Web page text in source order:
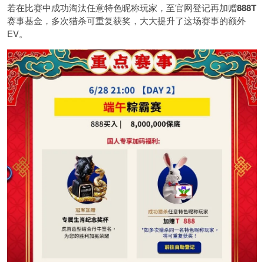
若在比赛中成功淘汰任意特色昵称玩家，至官网登记再加赠888T
赛事基金，多次猎杀可重复获奖，大大提升了这场赛事的额外
EV。